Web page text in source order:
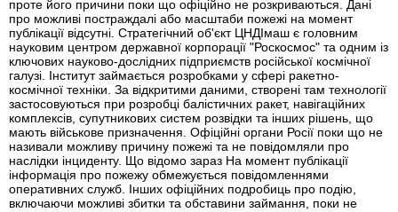
проте його причини поки що офіційно не розкриваються. Дані
про можливі постраждалі або масштаби пожежі на момент
публікації відсутні. Стратегічний об'єкт ЦНДІмаш є головним
науковим центром державної корпорації "Роскосмос" та одним із
ключових науково-дослідних підприємств російської космічної
галузі. Інститут займається розробками у сфері ракетно-
космічної техніки. За відкритими даними, створені там технології
застосовуються при розробці балістичних ракет, навігаційних
комплексів, супутникових систем розвідки та інших рішень, що
мають військове призначення. Офіційні органи Росії поки що не
називали можливу причину пожежі та не повідомляли про
наслідки інциденту. Що відомо зараз На момент публікації
інформація про пожежу обмежується повідомленнями
оперативних служб. Інших офіційних подробиць про подію,
включаючи можливі збитки та обставини займання, поки не